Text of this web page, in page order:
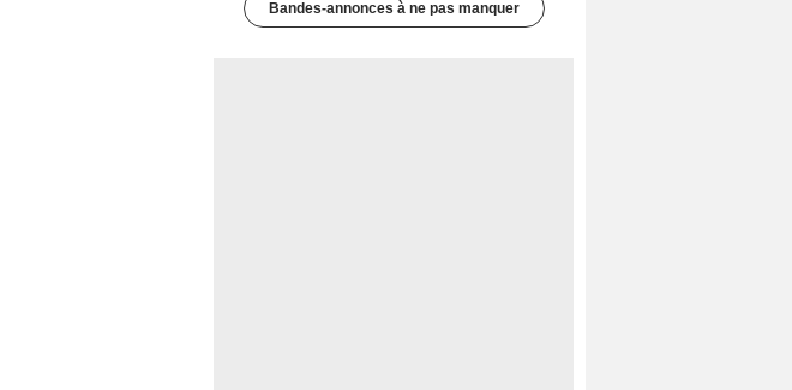
Bandes-annonces à ne pas manquer